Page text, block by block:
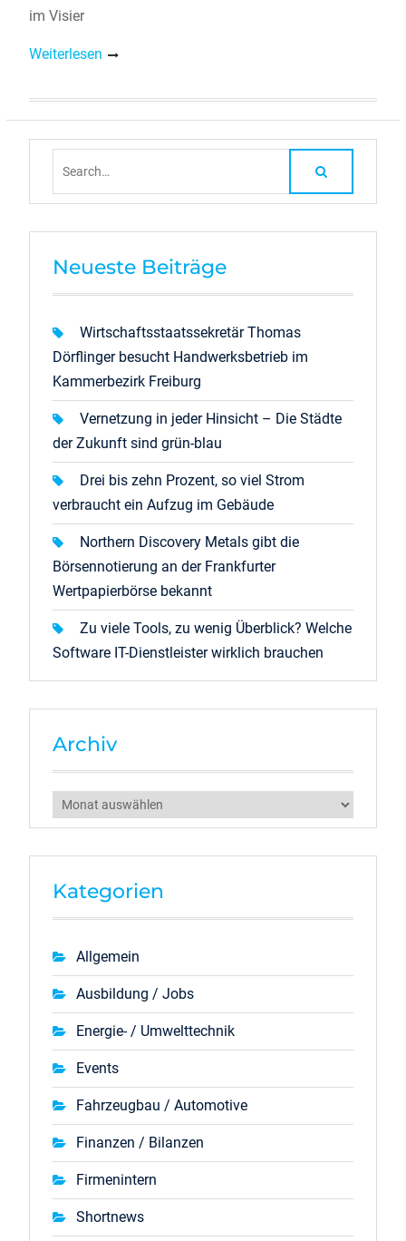
im Visier
Weiterlesen
Neueste Beiträge
Wirtschaftsstaatssekretär Thomas
Dörflinger besucht Handwerksbetrieb im
Kammerbezirk Freiburg
Vernetzung in jeder Hinsicht – Die Städte
der Zukunft sind grün-blau
Drei bis zehn Prozent, so viel Strom
verbraucht ein Aufzug im Gebäude
Northern Discovery Metals gibt die
Börsennotierung an der Frankfurter
Wertpapierbörse bekannt
Zu viele Tools, zu wenig Überblick? Welche
Software IT-Dienstleister wirklich brauchen
Archiv
Archiv
Kategorien
Allgemein
Ausbildung / Jobs
Energie- / Umwelttechnik
Events
Fahrzeugbau / Automotive
Finanzen / Bilanzen
Firmenintern
Shortnews